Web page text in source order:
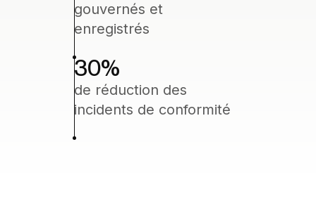
gouvernés et
enregistrés
30%
de réduction des
incidents de conformité